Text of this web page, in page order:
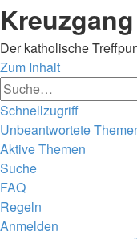
Kreuzgang
Der katholische
Zum Inhalt
Schnellzugriff
Unbeantwortete
Aktive Themen
Suche
FAQ
Regeln
Anmelden